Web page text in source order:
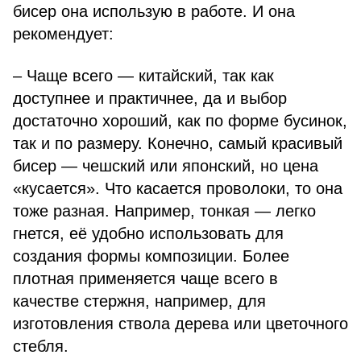
бисер она использую в работе. И она
рекомендует:
– Чаще всего — китайский, так как
доступнее и практичнее, да и выбор
достаточно хороший, как по форме бусинок,
так и по размеру. Конечно, самый красивый
бисер — чешский или японский, но цена
«кусается». Что касается проволоки, то она
тоже разная. Например, тонкая — легко
гнется, её удобно использовать для
создания формы композиции. Более
плотная применяется чаще всего в
качестве стержня, например, для
изготовления ствола дерева или цветочного
стебля.